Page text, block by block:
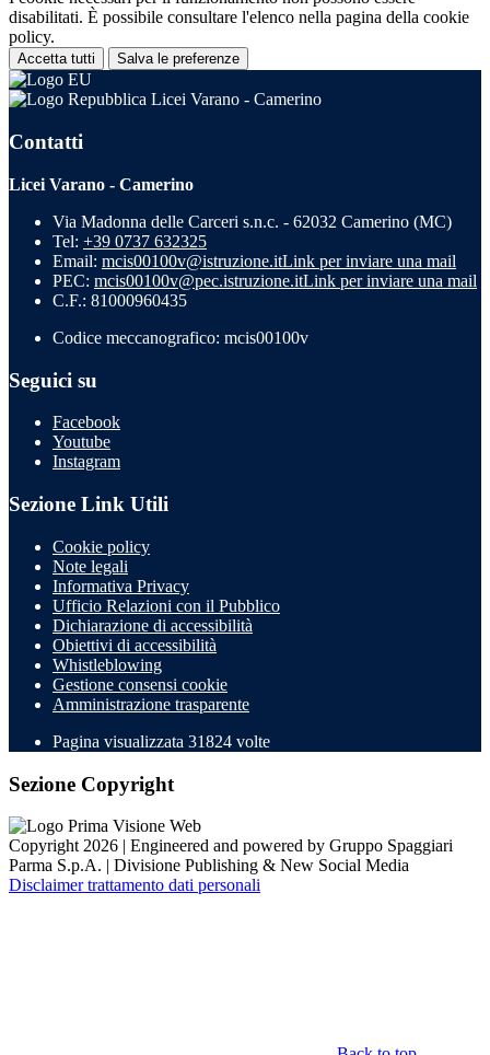
disabilitati. È possibile consultare l'elenco nella pagina della cookie
policy.
Accetta tutti Salva le preferenze
Licei Varano - Camerino
Contatti
Licei Varano - Camerino
Via Madonna delle Carceri s.n.c. - 62032 Camerino (MC)
Tel: +39 0737 632325
Email: mcis00100v@istruzione.itLink per inviare una mail
PEC: mcis00100v@pec.istruzione.itLink per inviare una mail
C.F.: 81000960435
Codice meccanografico: mcis00100v
Seguici su
Facebook
Youtube
Instagram
Sezione Link Utili
Cookie policy
Note legali
Informativa Privacy
Ufficio Relazioni con il Pubblico
Dichiarazione di accessibilità
Obiettivi di accessibilità
Whistleblowing
Gestione consensi cookie
Amministrazione trasparente
Pagina visualizzata 31824 volte
Sezione Copyright
Copyright 2026 | Engineered and powered by Gruppo Spaggiari
Parma S.p.A. | Divisione Publishing & New Social Media
Disclaimer trattamento dati personali